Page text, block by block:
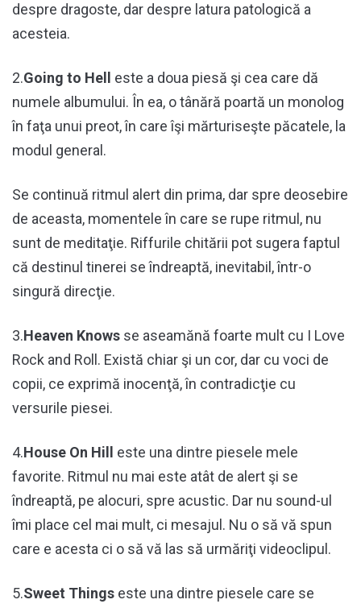
despre dragoste, dar despre latura patologică a
acesteia.
2.Going to Hell
este a doua piesă şi cea care dă
numele albumului. În ea, o tânără poartă un monolog
în faţa unui preot, în care îşi mărturiseşte păcatele, la
modul general.
Se continuă ritmul alert din prima, dar spre deosebire
de aceasta, momentele în care se rupe ritmul, nu
sunt de meditaţie. Riffurile chitării pot sugera faptul
că destinul tinerei se îndreaptă, inevitabil, într-o
singură direcţie.
3.Heaven Knows se aseamănă foarte mult cu I Love
Rock and Roll. Există chiar şi un cor, dar cu voci de
copii, ce exprimă inocenţă, în contradicţie cu
versurile piesei.
4.House On Hill
este una dintre piesele mele
favorite. Ritmul nu mai este atât de alert şi se
îndreaptă, pe alocuri, spre acustic. Dar nu sound-ul
îmi place cel mai mult, ci mesajul. Nu o să vă spun
care e acesta ci o să vă las să urmăriţi videoclipul.
5.Sweet Things este una dintre piesele care se